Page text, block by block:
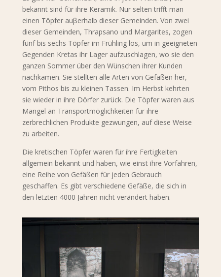
bekannt sind für ihre Keramik. Nur selten trifft man
einen Töpfer auβerhalb dieser Gemeinden. Von zwei
dieser Gemeinden, Thrapsano und Margarites, zogen
fünf bis sechs Töpfer im Frühling los, um in geeigneten
Gegenden Kretas ihr Lager aufzuschlagen, wo sie den
ganzen Sommer über den Wünschen ihrer Kunden
nachkamen. Sie stellten alle Arten von Gefäßen her,
vom Pithos bis zu kleinen Tassen. Im Herbst kehrten
sie wieder in ihre Dörfer zurück. Die Töpfer waren aus
Mangel an Transportmöglichkeiten für ihre
zerbrechlichen Produkte gezwungen, auf diese Weise
zu arbeiten.
Die kretischen Töpfer waren für ihre Fertigkeiten
allgemein bekannt und haben, wie einst ihre Vorfahren,
eine Reihe von Gefäßen für jeden Gebrauch
geschaffen. Es gibt verschiedene Gefäße, die sich in
den letzten 4000 Jahren nicht verändert haben.